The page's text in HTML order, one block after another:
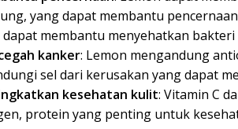
yang dapat membantu
dapat membantu menyehatkan bakteri
kanker: Lemon mengandung
sel dari kerusakan yang dapat
kesehatan kulit: Vitamin C
protein yang penting untuk